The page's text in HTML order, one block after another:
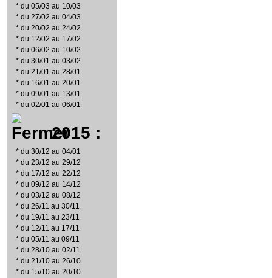
* du 05/03 au 10/03
* du 27/02 au 04/03
* du 20/02 au 24/02
* du 12/02 au 17/02
* du 06/02 au 10/02
* du 30/01 au 03/02
* du 21/01 au 28/01
* du 16/01 au 20/01
* du 09/01 au 13/01
* du 02/01 au 06/01
2015 :
* du 30/12 au 04/01
* du 23/12 au 29/12
* du 17/12 au 22/12
* du 09/12 au 14/12
* du 03/12 au 08/12
* du 26/11 au 30/11
* du 19/11 au 23/11
* du 12/11 au 17/11
* du 05/11 au 09/11
* du 28/10 au 02/11
* du 21/10 au 26/10
* du 15/10 au 20/10